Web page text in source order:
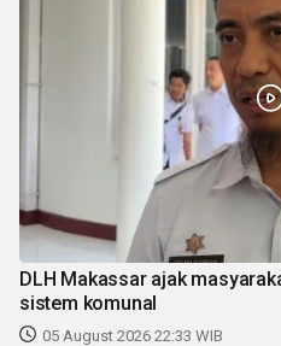
DLH Makassar ajak
sistem komunal
05 August 2026 22:33 WIB